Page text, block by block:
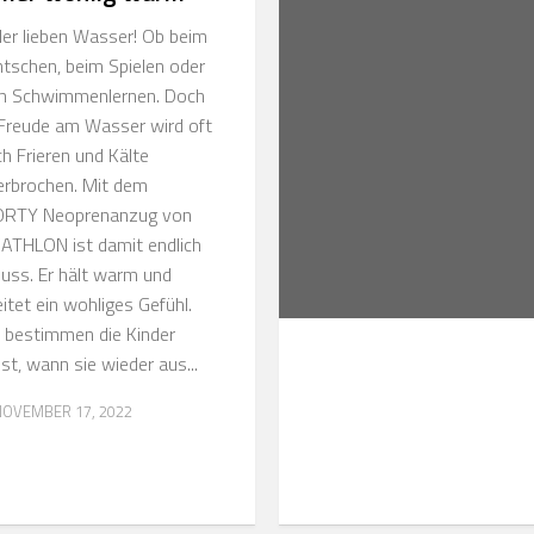
lieben Wasser! Ob beim
beim Spielen oder
Schwimmenlernen. Doch
am Wasser wird oft
Frieren und Kälte
Mit dem
Neoprenanzug von
ist damit endlich
Er hält warm und
ein wohliges Gefühl.
bestimmen die Kinder
wann sie wieder aus...
17, 2022